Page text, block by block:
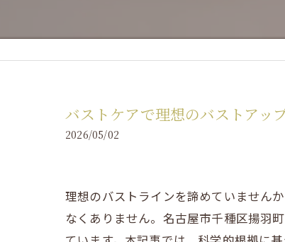
バストケアで理想のバストアッ
2026/05/02
理想のバストラインを諦めていません
なくありません。名古屋市千種区揚羽